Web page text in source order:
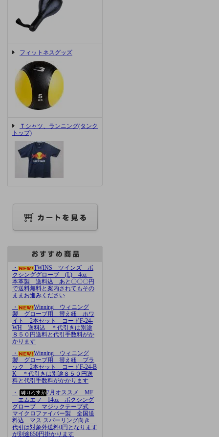
フィットネスグッズ
Ｔシャツ、ランニング(タンク
トップ)
・
TWINS ツインズ ボ
クシンググローブ (L) 4oz
本革製 送料込 あと〇〇〇円
で送料無料と案内されてもその
ままお進みください
・
Winning ウィニング
製 グローブ用 替え紐 ホワ
イト 2本セット コードF-24-
WH 送料込 ＊代引きは別途
８５０円送料と代引手数料がか
かります
・
Winning ウィニング
製 グローブ用 替え紐 ブラ
ック 2本セット コードF-24-B
K ＊代引きは別途８５０円送
料と代引手数料がかかります
・
7月オススメ MF
エムエフ 14oz ボクシング
グローブ マジックテープ式
マイクロファイバー製 全国送
料込 マス スパーリング向き
代引は対象外送料0円となります
が別途850円掛かります